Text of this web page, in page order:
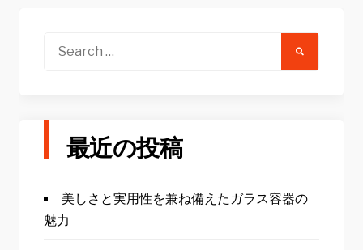
Search
最近の投稿
美しさと実用性を兼ね備えたガラス容器の
魅力